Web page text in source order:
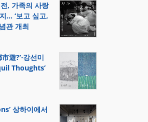
, 가족의 사랑
… ‘보고 싶고,
관 개최
遊?’·강선미
Thoughts’
상하이에서